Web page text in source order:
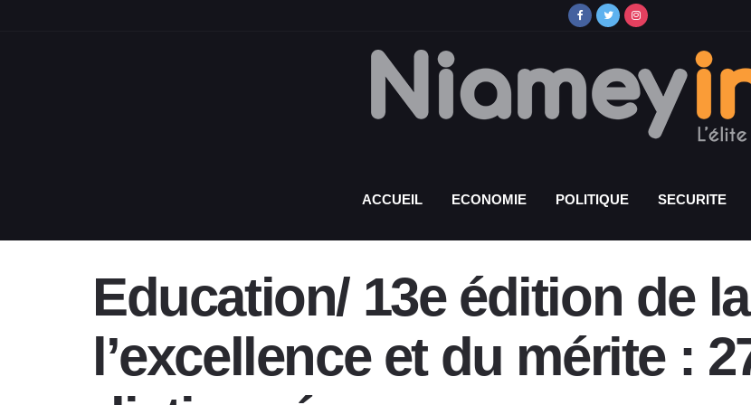
ACCUEIL ECONOMIE POLITIQUE SECURITE
Education/ 13e édition de
l’excellence et du mérite :